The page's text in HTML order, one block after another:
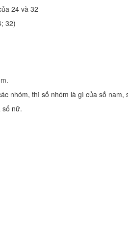
24 và 32
32)
nhóm, thì số nhóm là gì của số nam,
số nữ.